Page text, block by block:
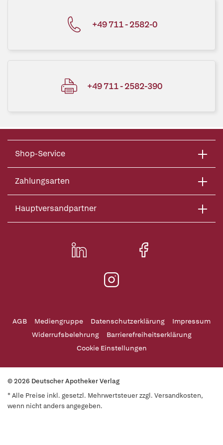
+49 711 - 2582-0
+49 711 - 2582-390
Shop-Service
Zahlungsarten
Hauptversandpartner
AGB Mediengruppe Datenschutzerklärung
Impressum
Widerrufsbelehrung
Barrierefreiheitserklärung
Cookie Einstellungen
© 2026 Deutscher Apotheker Verlag
* Alle Preise inkl. gesetzl. Mehrwertsteuer zzgl. Versandkosten,
wenn nicht anders angegeben.